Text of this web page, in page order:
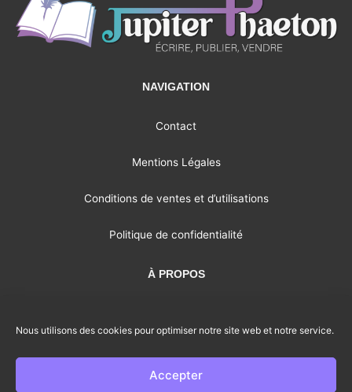
Nous utilisons des cookies pour optimiser notre site web et notre service.
Accepter
NAVIGATION
Contact
Mentions Légales
Conditions de ventes et d’utilisations
Politique de confidentialité
À PROPOS
auteurs et j’essaie de donner le sourire aux gens.